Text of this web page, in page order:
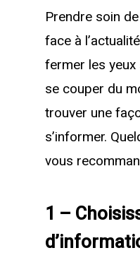
Prendre soin
face à
fermer les
se couper du
trouver une
s’informer.
vous
1 –